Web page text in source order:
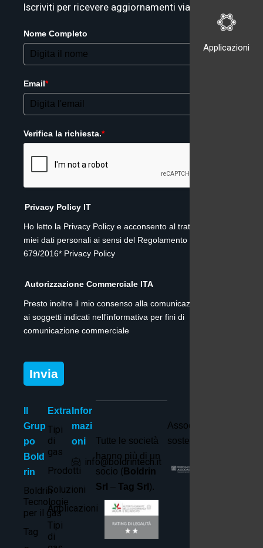
Iscriviti per ricevere aggiornamenti via email
Nome Completo
Email*
Verifica la richiesta.*
Privacy Policy IT
Ho letto la Privacy Policy e acconsento al trattamento dei
miei dati personali ai sensi del Regolamento (UE)
679/2016* Privacy Policy
Autorizzazione Commerciale ITA
Presto inoltre il mio consenso alla comunicazione dei dati
ai soggetti indicati nell'informativa per fini di
comunicazione commerciale
Invia
Grup
po
Bold
rin
Boldrin
Tecnologie
per il gas
Tag
Extra
Tipi
di
gas
Prodotti
Soluzioni
Applicazioni
Tipi
di
Infor
mazi
oni
info@boldrintech.it
Tutte le società
hanno più di un
socio (Boldrin
Srl – Tag Srl ).
Associato e
sostenitore di:
Applicazioni